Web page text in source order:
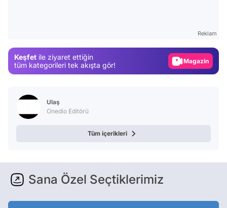
Reklam
Keşfet ile ziyaret ettiğin
tüm kategorileri tek akışta gör!
Video
Ulaş
Onedio Editörü
Tüm içerikleri
Sana Özel Seçtiklerimiz